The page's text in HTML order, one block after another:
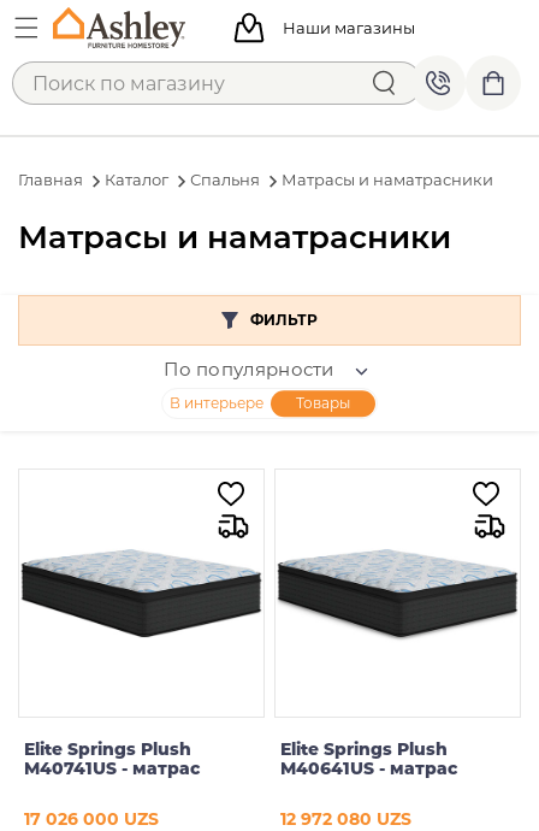
Наши магазины
Главная Каталог Спальня Матрасы и наматрасники
Матрасы и наматрасники
ФИЛЬТР
По популярности
В интерьере Товары
Elite Springs Plush
M40741US - матрас
17 026 000 UZS
Elite Springs Plush
M40641US - матрас
12 972 080 UZS